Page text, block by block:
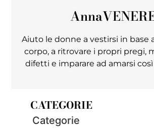
Anna
Aiuto le donne a vestirsi in base
corpo, a ritrovare i propri pregi,
difetti e imparare ad amarsi
CATEGORIE
Categorie